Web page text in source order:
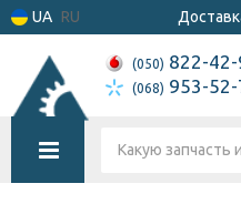
UA RU
(050) 822-42-
(068) 953-52-